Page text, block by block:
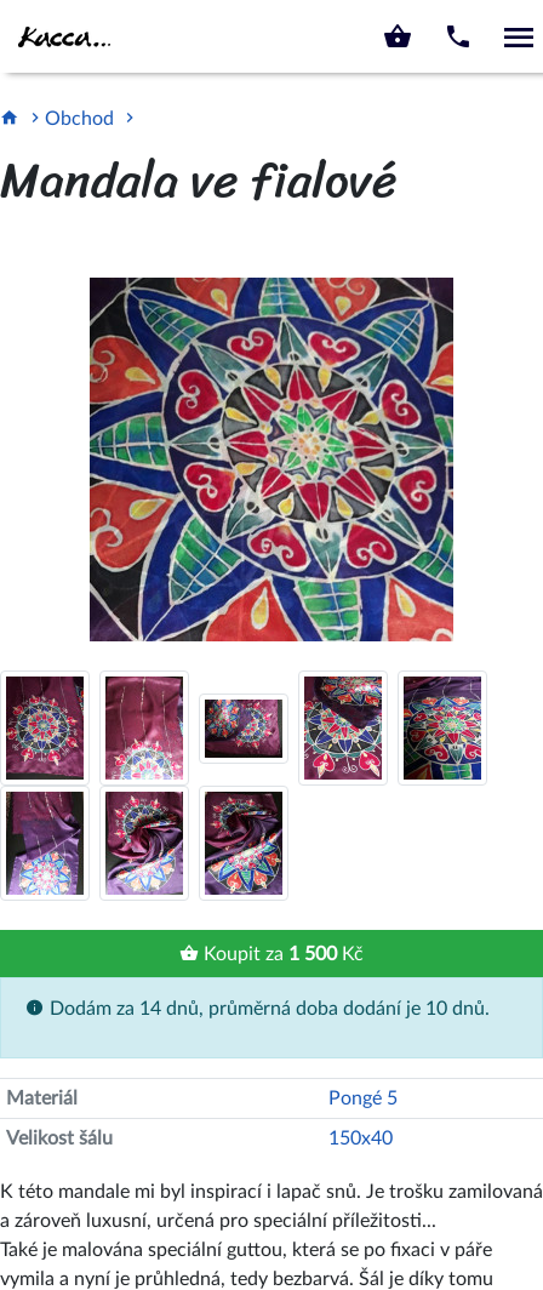
Obchod
Mandala ve fialové
Koupit za 1 500Kč
Dodám za 14 dnů, průměrná doba dodání je 10 dnů.
Materiál Pongé 5
Velikost šálu 150x40
K této mandale mi byl inspirací i lapač snů. Je trošku zamilovaná
a zároveň luxusní, určená pro speciální příležitosti...
Také je malována speciální guttou, která se po fixaci v páře
vymila a nyní je průhledná, tedy bezbarvá. Šál je díky tomu